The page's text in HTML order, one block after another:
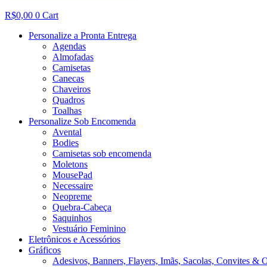
R$0,00 0 Cart
Personalize a Pronta Entrega
Agendas
Almofadas
Camisetas
Canecas
Chaveiros
Quadros
Toalhas
Personalize Sob Encomenda
Avental
Bodies
Camisetas sob encomenda
Moletons
MousePad
Necessaire
Neopreme
Quebra-Cabeça
Saquinhos
Vestuário Feminino
Eletrônicos e Acessórios
Gráficos
Adesivos, Banners, Flayers, Imãs, Sacolas, Convites &